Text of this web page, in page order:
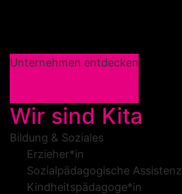
Unternehmen entdecken
Wir sind Kita
Bildung & Soziales
Erzieher*in
Sozialpädagogische Assistenz
Kindheitspädagoge*in